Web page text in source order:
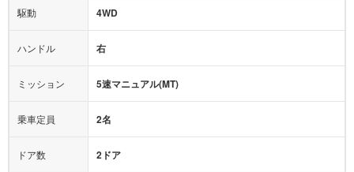
アダプティブクルーズコントロール
ヒルディセントコントロール
オートマチックハイビーム
駆動 4WD
ハンドル 右
ミッション 5速マニュアル(MT)
乗車定員 2名
ドア数 2ドア